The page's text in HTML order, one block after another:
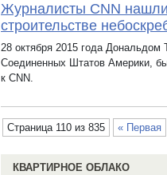
Журналисты CNN
строительстве
28 октября 2015 года
Соединенных Штатов Америки,
к CNN.
Страница 110 из 835 « Первая
КВАРТИРНОЕ ОБЛАКО